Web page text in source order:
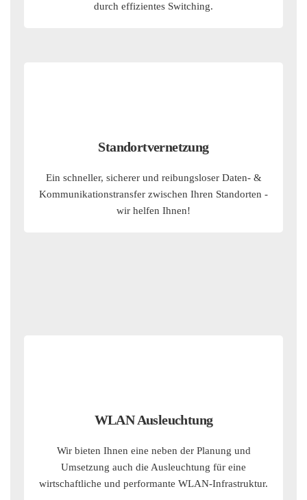
durch effizientes Switching.
Standortvernetzung
Ein schneller, sicherer und reibungsloser Daten- &
Kommunikationstransfer zwischen Ihren Standorten -
wir helfen Ihnen!
WLAN Ausleuchtung
Wir bieten Ihnen eine neben der Planung und
Umsetzung auch die Ausleuchtung für eine
wirtschaftliche und performante WLAN-Infrastruktur.